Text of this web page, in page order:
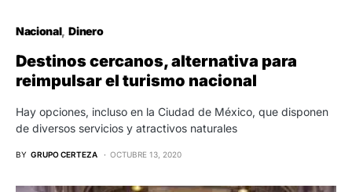
Nacional Dinero
Destinos cercanos, alternativa para
reimpulsar el turismo nacional
Hay opciones, incluso en la Ciudad de México, que disponen
de diversos servicios y atractivos naturales
BY GRUPO CERTEZA OCTUBRE 13, 2020